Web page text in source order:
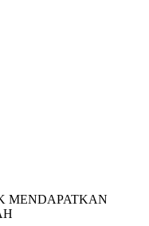
MENDAPATKAN